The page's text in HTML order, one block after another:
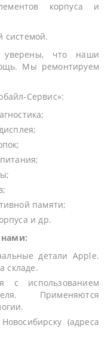
корпуса и
системой.
что наши
Мы ремонтируем
Сервис»:
памяти;
и др.
нами:
детали Apple.
складе.
с использованием
Применяются
(адреса